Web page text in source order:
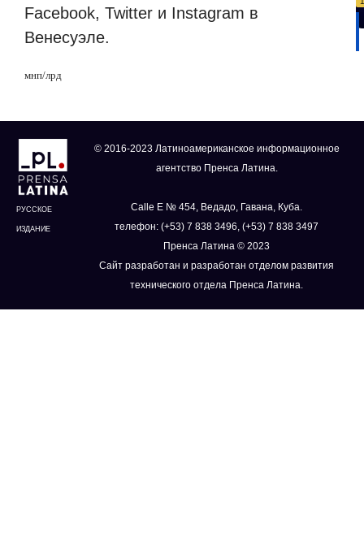
Facebook, Twitter и Instagram в
Венесуэле.
мнп/лрд
РУССКОЕ
ИЗДАНИЕ
© 2016-2023 Латиноамериканское информационное
агентство Пренса Латина.
Calle E № 454, Ведадо, Гавана, Куба.
телефон: (+53) 7 838 3496, (+53) 7 838 3497
Пренса Латина © 2023
Сайт разработан и разработан отделом развития
технического отдела Пренса Латина.